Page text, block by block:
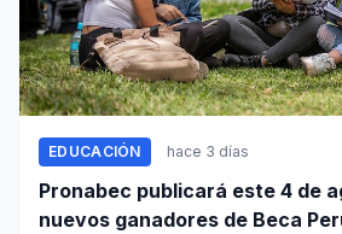
EDUCACIÓN hace 3 días
Pronabec publicará este 4 de
nuevos ganadores de Beca